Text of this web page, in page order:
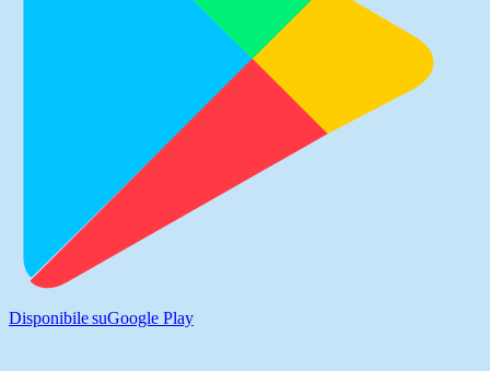
Disponibile suGoogle Play